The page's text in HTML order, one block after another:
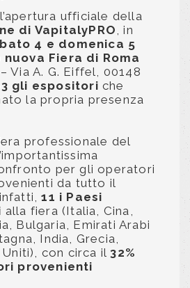
ufficiale della
di VapitalyPRO, in
4 e domenica 5
nuova Fiera di Roma
Via A. G. Eiffel, 00148
gli espositori che
la propria presenza
professionale del
per gli operatori
da tutto il
11 i Paesi
alla fiera (Italia, Cina,
Bulgaria, Emirati Arabi
India, Grecia,
con circa il 32%
provenienti